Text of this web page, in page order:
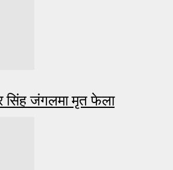
सिंह जंगलमा मृत फेला